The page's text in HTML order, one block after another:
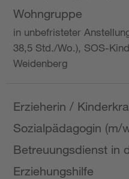
Wohngruppe
in unbefristeter
38,5 Std./Wo.), SOS-
Weidenberg
Erzieherin /
Sozialpädagogin (m/
Betreuungsdienst in
Erziehungshilfe